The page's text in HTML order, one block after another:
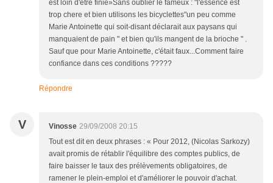
est loin d'être finie»Sans oublier le fameux : "l'essence est
trop chere et bien utilisons les bicyclettes"un peu comme
Marie Antoinette qui soit-disant déclarait aux paysans qui
manquaient de pain " et bien qu'ils mangent de la brioche " .
Sauf que pour Marie Antoinette, c'était faux...Comment faire
confiance dans ces conditions ?????
Répondre
V Vinosse 29/09/2008 20:15
Tout est dit en deux phrases : « Pour 2012, (Nicolas Sarkozy)
avait promis de rétablir l'équilibre des comptes publics, de
faire baisser le taux des prélèvements obligatoires, de
ramener le plein-emploi et d'améliorer le pouvoir d'achat.